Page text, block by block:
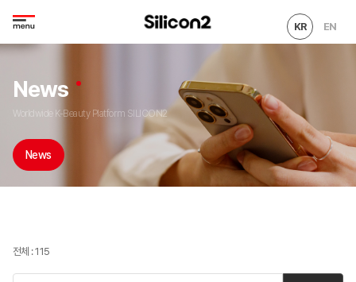
KR EN
News
Worldwide K-Beauty Platform SILICON2
News
전체 : 115